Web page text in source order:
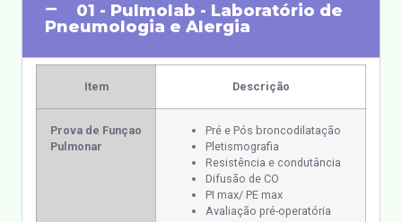
01 - Pulmolab - Laboratório de
Pneumologia e Alergia
Item Descrição
Prova de Funçao
Pulmonar
Pré e Pós broncodilatação
Pletismografia
Resistência e condutância
Difusão de CO
PI max/ PE max
Avaliação pré-operatória